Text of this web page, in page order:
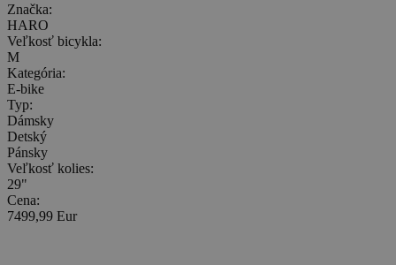
Značka:
HARO
Veľkosť bicykla:
M
Kategória:
E-bike
Typ:
Dámsky
Detský
Pánsky
Veľkosť kolies:
29"
Cena:
7499,99 Eur